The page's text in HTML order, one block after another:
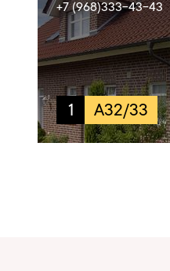
+7 (968)333-43-43
1 A32/33